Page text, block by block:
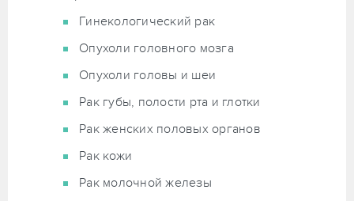
Гинекологический рак
Опухоли головного мозга
Опухоли головы и шеи
Рак губы, полости рта и глотки
Рак женских половых органов
Рак кожи
Рак молочной железы